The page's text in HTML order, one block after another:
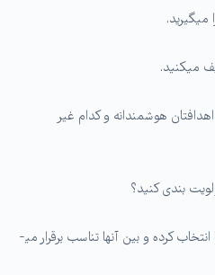
می­گیرید.
می­کنید.
هوشمندانه و کدام غیر
بندی کنید؟
_ اهداف فردی و اهداف کلی خود را انتخاب کرده و بین آنها تناسب برقرار می­